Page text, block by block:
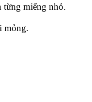
miếng nhỏ.
mỏng.